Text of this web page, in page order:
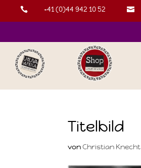
 +41 (0)44 942 10 52 
Titelbild
vonChristian Knecht